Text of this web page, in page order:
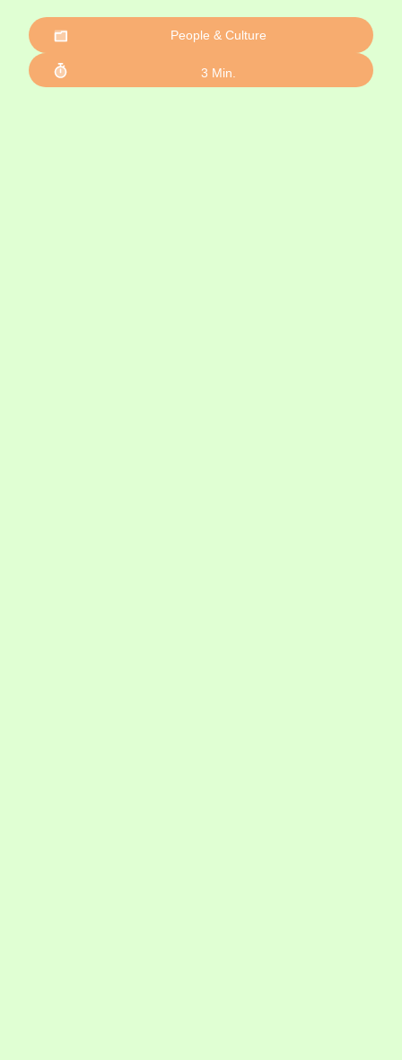
People & Culture
3 Min.